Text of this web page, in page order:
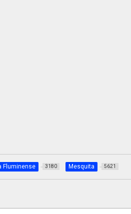
Fluminense 3180 Mesquita 5621